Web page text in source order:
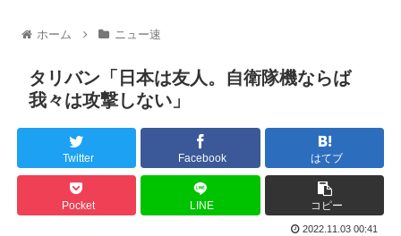
ホーム ニュー速
タリバン「日本は友人。自衛隊機ならば
我々は攻撃しない」
Twitter Facebook はてブ
Pocket LINE コピー
2022.11.03 00:41